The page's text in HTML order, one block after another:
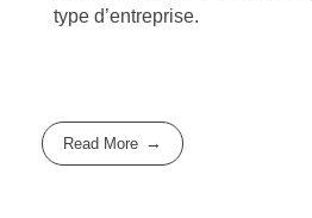
type d’entreprise.
Read More